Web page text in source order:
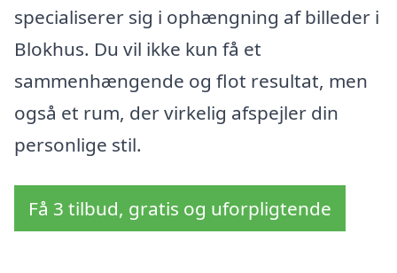
specialiserer sig i ophængning af billeder i
Blokhus. Du vil ikke kun få et
sammenhængende og flot resultat, men
også et rum, der virkelig afspejler din
personlige stil.
Få 3 tilbud, gratis og uforpligtende